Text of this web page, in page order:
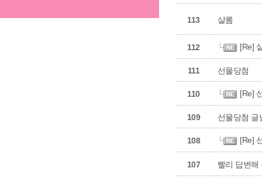
113 샬롬
112 [Re]
111 선물당첨
110 [Re]
109 선물당첨
108 [Re]
107 빨리 답변해